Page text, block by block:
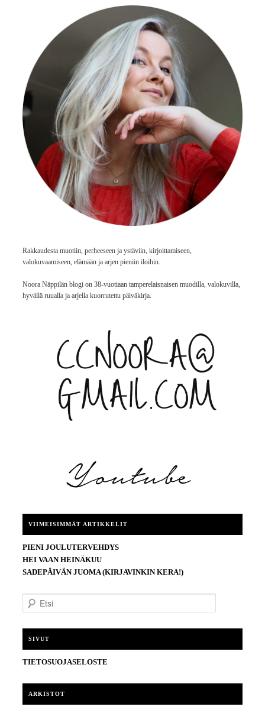
Rakkaudesta muotiin, perheeseen ja ystäviin, kirjoittamiseen,
valokuvaamiseen, elämään ja arjen pieniin iloihin.
Noora Näppilän blogi on 38-vuotiaan tamperelaisnaisen muodilla, valokuvilla,
hyvällä ruualla ja arjella kuorrutettu päiväkirja.
VIIMEISIMMÄT ARTIKKELIT
PIENI JOULUTERVEHDYS
HEI VAAN HEINÄKUU
SADEPÄIVÄN JUOMA (KIRJAVINKIN KERA!)
t
SIVUT
TIETOSUOJASELOSTE
ARKISTOT